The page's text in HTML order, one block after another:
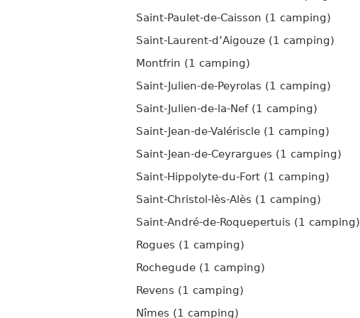
Saint-Paulet-de-Caisson (1 camping)
Saint-Laurent-d’Aigouze (1 camping)
Montfrin (1 camping)
Saint-Julien-de-Peyrolas (1 camping)
Saint-Julien-de-la-Nef (1 camping)
Saint-Jean-de-Valériscle (1 camping)
Saint-Jean-de-Ceyrargues (1 camping)
Saint-Hippolyte-du-Fort (1 camping)
Saint-Christol-lès-Alès (1 camping)
Saint-André-de-Roquepertuis (1 camping)
Rogues (1 camping)
Rochegude (1 camping)
Revens (1 camping)
Nîmes (1 camping)